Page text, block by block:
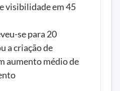
visibilidade em 45
se para 20
a criação de
aumento médio de